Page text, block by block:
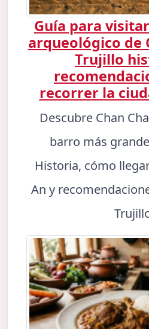
Guía para
arqueológico de
Trujillo
recorrer la
Descubre Chan
barro más
Historia, cómo
An y